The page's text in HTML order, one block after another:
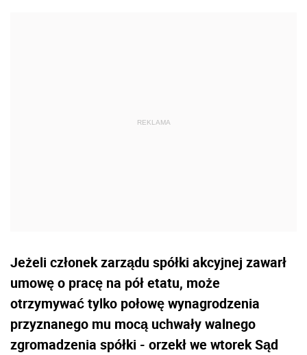
Jeżeli członek zarządu spółki akcyjnej zawarł
umowę o pracę na pół etatu, może
otrzymywać tylko połowę wynagrodzenia
przyznanego mu mocą uchwały walnego
zgromadzenia spółki - orzekł we wtorek Sąd